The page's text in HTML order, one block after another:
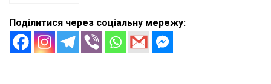
Поділитися через соціальну мережу: